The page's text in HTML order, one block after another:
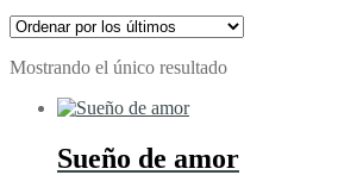
Mostrando el único resultado
Sueño de amor